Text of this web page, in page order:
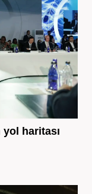
yol haritası